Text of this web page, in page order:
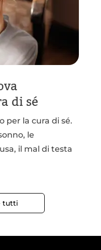
di sé
per la cura di sé.
le
il mal di testa
tutti